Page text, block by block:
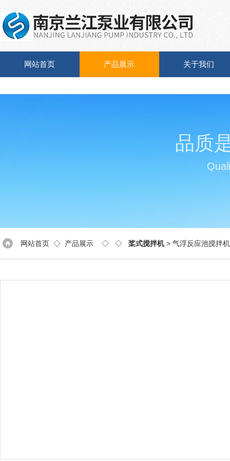
网站首页 产品展示 关于我们
品质
网站首页 ◇ 产品展示 ◇ ◇ 桨式搅拌机> 气浮反应池搅拌